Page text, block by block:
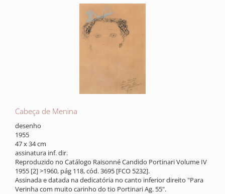
Cabeça de Menina
desenho
1955
47 x 34 cm
assinatura inf. dir.
Reproduzido no Catálogo Raisonné Candido Portinari Volume IV
1955 [2] >1960, pág 118, cód. 3695 [FCO 5232].
Assinada e datada na dedicatória no canto inferior direito "Para
Verinha com muito carinho do tio Portinari Ag. 55".